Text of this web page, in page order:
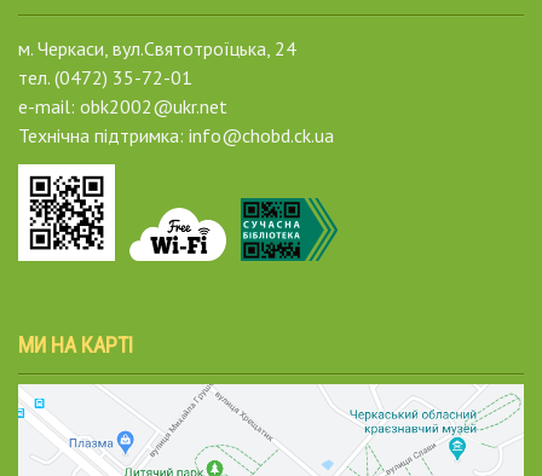
м. Черкаси, вул.Святотроїцька, 24
тел. (0472) 35-72-01
e-mail: obk2002@ukr.net
Технічна підтримка: info@chobd.ck.ua
МИ НА КАРТІ